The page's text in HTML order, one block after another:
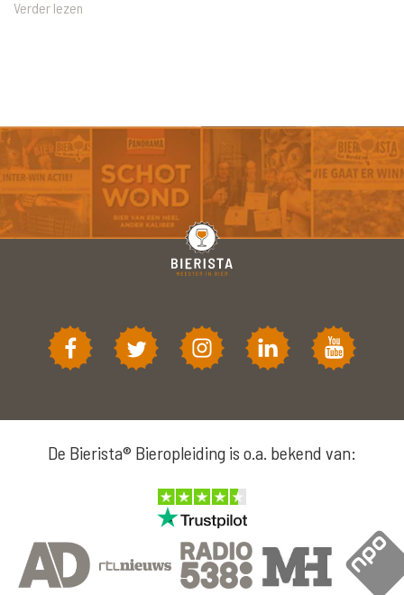
Verder lezen
De Bierista® Bieropleiding is o.a. bekend van: